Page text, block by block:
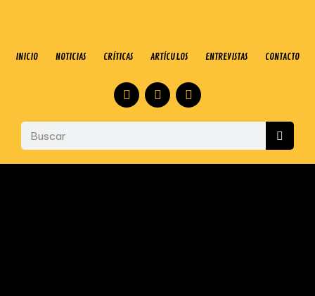
INICIO NOTICIAS CRÍTICAS ARTÍCULOS ENTREVISTAS CONTACTO